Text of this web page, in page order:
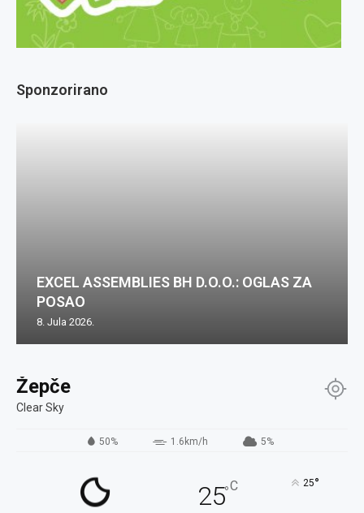
Žepče
Clear Sky
50% 1.6km/h 5%
25°C 25°
Sponzorirano
EXCEL ASSEMBLIES BH D.O.O.: OGLAS ZA
POSAO
8. Jula 2026.